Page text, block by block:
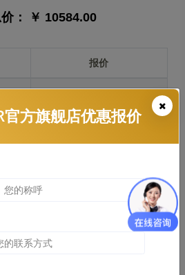
： ￥ 10584.00
报价
￥2090.00
￥2754.00
官方旗舰店优惠报价